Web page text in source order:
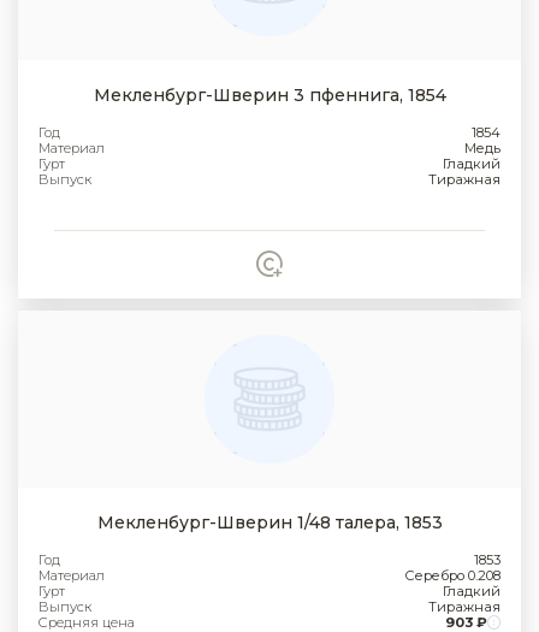
Мекленбург-Шверин 3 пфеннига, 1854
Год
1854
Материал
Медь
Гурт
Гладкий
Выпуск
Тиражная
Мекленбург-Шверин 1/48 талера, 1853
Год
1853
Материал
Серебро 0.208
Гурт
Гладкий
Выпуск
Тиражная
Средняя цена
903 ₽